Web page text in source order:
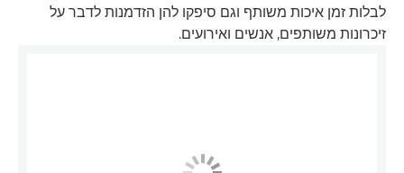
לבלות זמן איכות משותף וגם סיפקו להן הזדמנות לדבר על
זיכרונות משותפים, אנשים ואירועים.